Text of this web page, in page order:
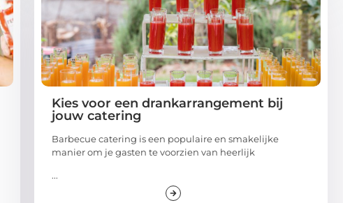
Kies voor een drankarrangement bij
jouw catering
Barbecue catering is een populaire en smakelijke
manier om je gasten te voorzien van heerlijk
...